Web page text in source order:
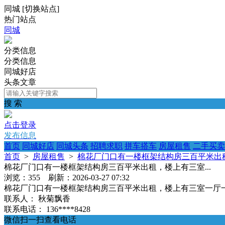
同城 [切换站点]
热门站点
同城
分类信息
分类信息
同城好店
头条文章
搜 索
点击登录
发布信息
首页 同城好店 同城头条 招聘求职 拼车搭车 房屋租售 二手买卖
首页 > 房屋租售 > 棉花厂门口有一楼框架结构房三百平米出
棉花厂门口有一楼框架结构房三百平米出租，楼上有三室...
浏览：355 刷新：2026-03-27 07:32
棉花厂门口有一楼框架结构房三百平米出租，楼上有三室一
联系人：
秋菊飘香
联系电话：
136****8428
微信扫一扫查看电话